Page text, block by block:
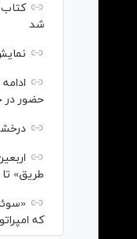
کتاب
شد
نمایش ۲مستند در
حضور در
طریق»
که